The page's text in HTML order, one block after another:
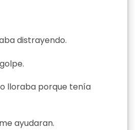
distrayendo.
lloraba porque tenía
ayudaran.